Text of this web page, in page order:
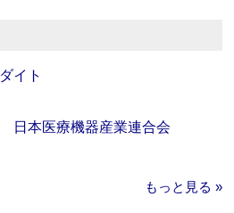
イト
日本医療機器産業連合会
もっと見る »